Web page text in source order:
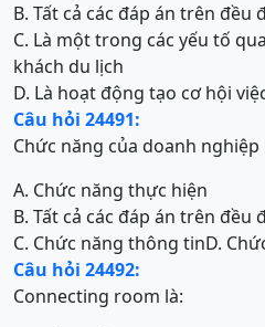
B. Tất cả các đáp án trên đều
C. Là một trong các yếu tố
khách du lịch
D. Là hoạt động tạo cơ hội
Câu hỏi 24491:
Chức năng của doanh
A. Chức năng thực hiện
B. Tất cả các đáp án trên đều
C. Chức năng thông tinD.
Câu hỏi 24492:
Connecting room là: